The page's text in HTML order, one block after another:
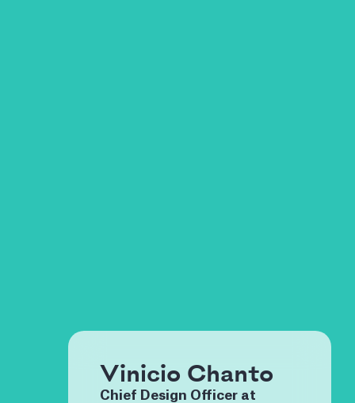
Vinicio Chanto
Chief Design Officer at